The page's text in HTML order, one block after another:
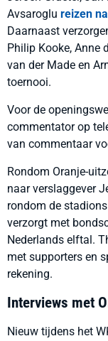
Avsaroglu reizen
Daarnaast
Philip Kooke, Anne
van der Made en
toernooi.
Voor de
commentator op
van commentaar
Rondom Oranje-
naar verslaggever
rondom de
verzorgt met
Nederlands elftal.
met supporters en
rekening.
Interviews met
Nieuw tijdens het